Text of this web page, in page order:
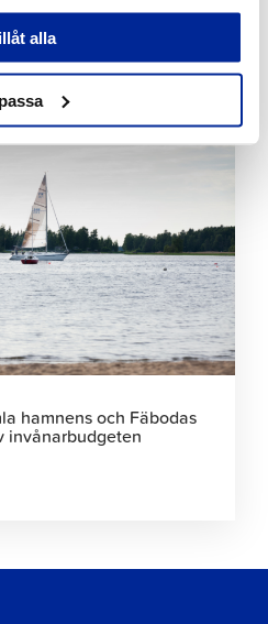
alla
vid Sikören samt i
och
hamnens och Fäbodas
invånarbudgeten